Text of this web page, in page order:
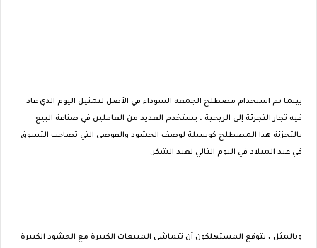
بينما تم استخدام مصطلح الجمعة السوداء في الأصل لتمثيل اليوم الذي عاد
فيه تجار التجزئة إلى الربحية ، يستخدم العديد من العاملين في صناعة البيع
بالتجزئة هذا المصطلح كوسيلة لوصف الحشود والفوضى التي تصاحب التسوق
في عيد الميلاد في اليوم التالي لعيد الشكر.
وبالمثل ، يتوقع المستهلكون أن تتماشى المبيعات الكبيرة مع الحشود الكبيرة